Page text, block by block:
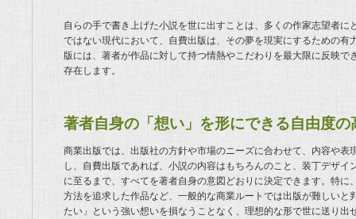
自らの手で書き上げた小説を世に出すことは、多くの作家志望者
ではない現代において、自費出版は、その夢を現実にするための
版には、著者が作品に対して持つ情熱やこだわりを最大限に反映
存在します。
著者自身の「想い」を形にできる自由度の
商業出版では、出版社の方針や市場のニーズに合わせて、内容や表
し、自費出版であれば、小説の内容はもちろんのこと、装丁デザ
に至るまで、すべてを著者自身の意図どおりに決定できます。特
方法を追求した作品など、一般的な商業ルートでは出版が難しい
たい」という強い想いを損なうことなく、理想的な形で世に送り